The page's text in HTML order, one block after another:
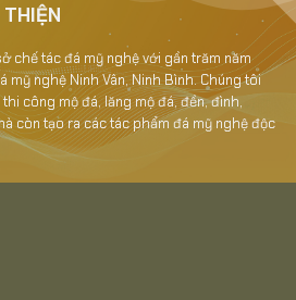
chế tác đá mỹ nghệ với gần trăm năm
mỹ nghệ Ninh Vân, Ninh Bình. Chúng tôi
công mộ đá, lăng mộ đá, đền, đình,
còn tạo ra các tác phẩm đá mỹ nghệ độc